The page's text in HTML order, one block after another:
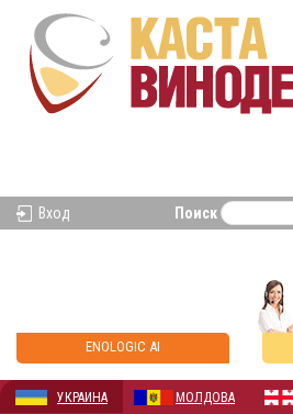
Вход Поиск
ENOLOGIC AI
УКРАИНА МОЛДОВА